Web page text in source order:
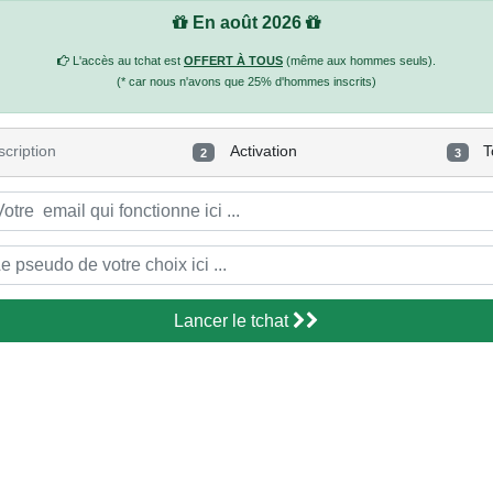
En août 2026
L'accès au tchat est OFFERT À TOUS (même aux hommes seuls).
(* car nous n'avons que 25% d'hommes inscrits)
2 Activation 3
Lancer le tchat